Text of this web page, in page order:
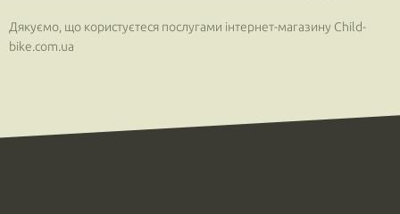
Дякуємо, що користуєтеся послугами інтернет-магазину Child-
bike.com.ua